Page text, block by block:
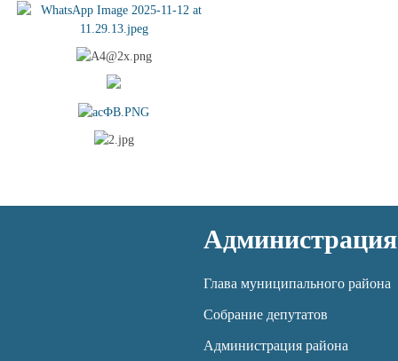
Администрация
Глава муниципального района
Собрание депутатов
Администрация района